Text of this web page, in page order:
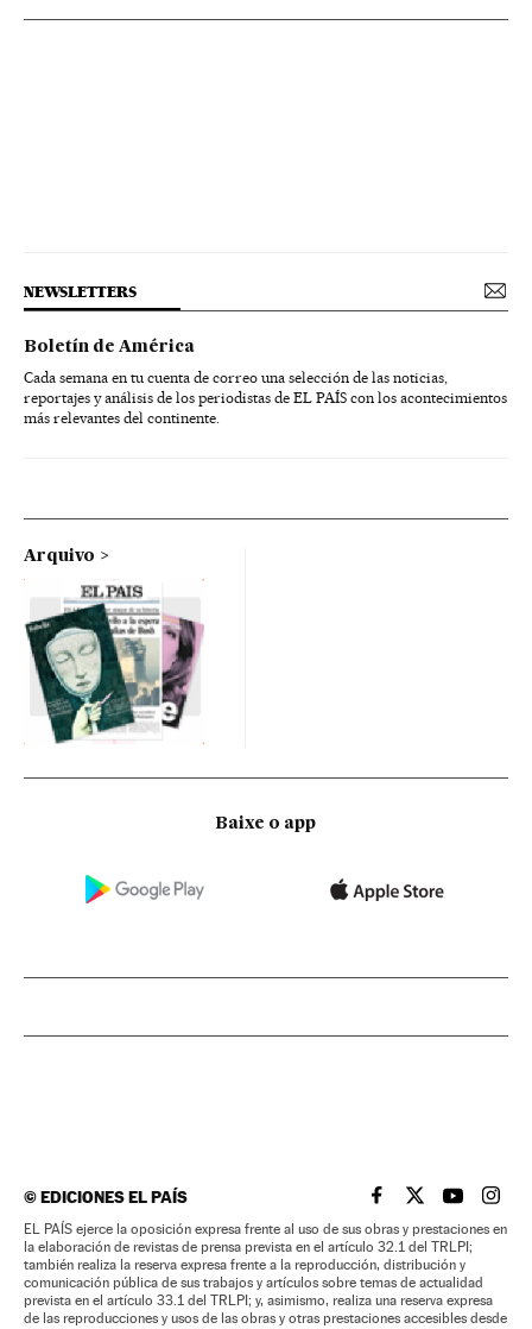
NEWSLETTERS
Boletín de América
Cada semana en tu cuenta de correo una selección de las noticias,
reportajes y análisis de los periodistas de EL PAÍS con los acontecimientos
más relevantes del continente.
Arquivo
Baixe o app
©EDICIONES EL PAÍS EL PAÍS BRASIL EN
EL PAÍSEL PAÍS
EL
EL PAÍS ejerce la oposición expresa frente al uso de sus obras y prestaciones en
la elaboración de revistas de prensa prevista en el artículo 32.1 del TRLPI;
también realiza la reserva expresa frente a la reproducción, distribución y
comunicación pública de sus trabajos y artículos sobre temas de actualidad
prevista en el artículo 33.1 del TRLPI; y, asimismo, realiza una reserva expresa
de las reproducciones y usos de las obras y otras prestaciones accesibles desde